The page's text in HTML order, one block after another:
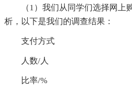
（1）我们从同学们选择网上
析，以下是我们的调查结果：
支付方式
人数/人
比率/%